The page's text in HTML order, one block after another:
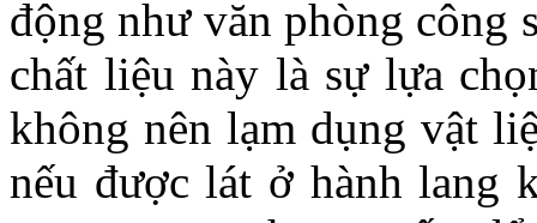
động như văn phòng
chất liệu này là sự lựa
không nên lạm dụng vật
nếu được lát ở hành lang